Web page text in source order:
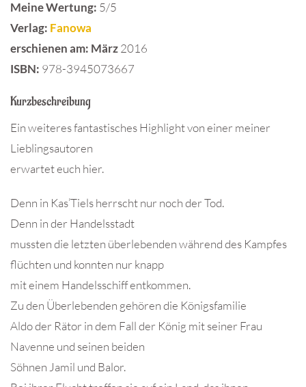
Meine Wertung: 5/5
Verlag: Fanowa
erschienen am: März2016
ISBN: 978-3945073667
Kurzbeschreibung
Ein weiteres fantastisches Highlight von einer meiner
Lieblingsautoren
erwartet euch hier.
Denn in Kas’Tiels herrscht nur noch der Tod.
Denn in der Handelsstadt
mussten die letzten überlebenden während des Kampfes
flüchten und konnten nur knapp
mit einem Handelsschiff entkommen.
Zu den Überlebenden gehören die Königsfamilie
Aldo der Rätor in dem Fall der König mit seiner Frau
Navenne und seinen beiden
Söhnen Jamil und Balor.